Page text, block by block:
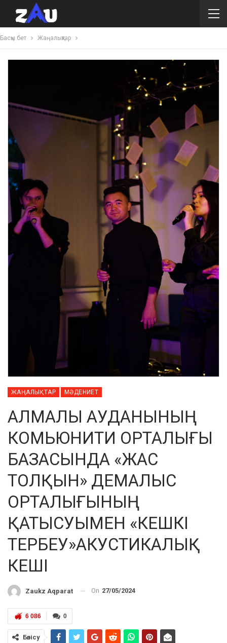
Басқы бет Жаңалықтар
ЖАҢАЛЫҚТАР МӘДЕНИЕТ
АЛМАЛЫ АУДАНЫНЫҢ
КОМЬЮНИТИ ОРТАЛЫҒЫ
БАЗАСЫНДА «ЖАС
ТОЛҚЫН» ДЕМАЛЫС
ОРТАЛЫҒЫНЫҢ
ҚАТЫСУЫМЕН «КЕШКІ
ТЕРБЕУ»АКУСТИКАЛЫҚ
КЕШІ
Zaukz Aqparat On 27/05/2024
0
6 086
Бөлісу